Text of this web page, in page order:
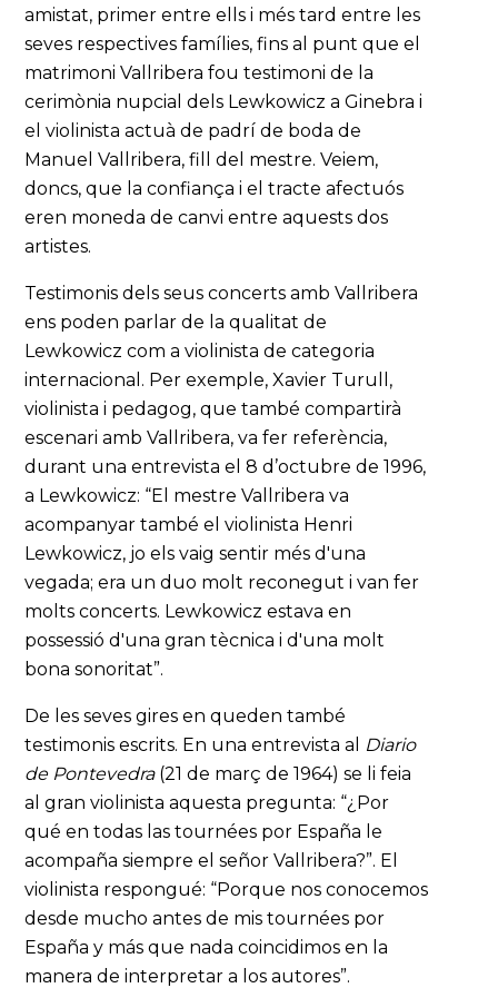
amistat, primer entre ells i més tard entre les
seves respectives famílies, fins al punt que el
matrimoni Vallribera fou testimoni de la
cerimònia nupcial dels Lewkowicz a Ginebra i
el violinista actuà de padrí de boda de
Manuel Vallribera, fill del mestre. Veiem,
doncs, que la confiança i el tracte afectuós
eren moneda de canvi entre aquests dos
artistes.
Testimonis dels seus concerts amb Vallribera
ens poden parlar de la qualitat de
Lewkowicz com a violinista de categoria
internacional. Per exemple, Xavier Turull,
violinista i pedagog, que també compartirà
escenari amb Vallribera, va fer referència,
durant una entrevista el 8 d’octubre de 1996,
a Lewkowicz: “El mestre Vallribera va
acompanyar també el violinista Henri
Lewkowicz, jo els vaig sentir més d'una
vegada; era un duo molt reconegut i van fer
molts concerts. Lewkowicz estava en
possessió d'una gran tècnica i d'una molt
bona sonoritat”.
De les seves gires en queden també
testimonis escrits. En una entrevista al Diario
de Pontevedra(21 de març de 1964) se li feia
al gran violinista aquesta pregunta: “¿Por
qué en todas las tournées por España le
acompaña siempre el señor Vallribera?”. El
violinista respongué: “Porque nos conocemos
desde mucho antes de mis tournées por
España y más que nada coincidimos en la
manera de interpretar a los autores”.